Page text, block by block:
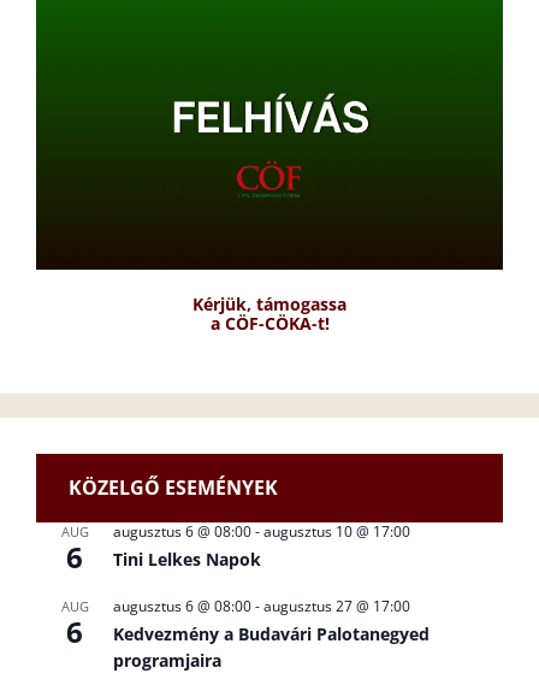
Kérjük, támogassa
a CÖF-CÖKA-t!
KÖZELGŐ ESEMÉNYEK
AUG
6
augusztus 6 @ 08:00-augusztus 10 @ 17:00
Tini Lelkes Napok
AUG
6
augusztus 6 @ 08:00-augusztus 27 @ 17:00
Kedvezmény a Budavári Palotanegyed
programjaira